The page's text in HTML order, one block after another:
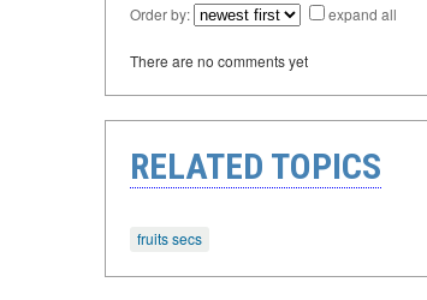
Order by: expand all
There are no comments yet
RELATED TOPICS
fruits secs